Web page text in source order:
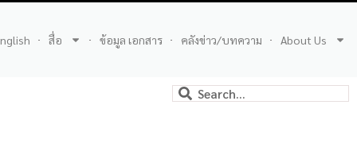
สื่อ ข้อมูล เอกสาร คลังข่าว/บทความ About Us